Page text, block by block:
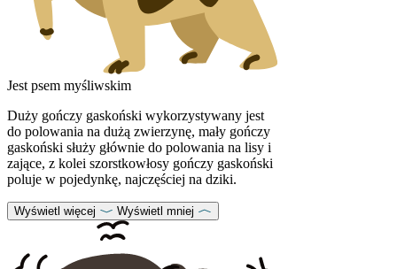
Jest psem myśliwskim
Duży gończy gaskoński wykorzystywany jest
do polowania na dużą zwierzynę, mały gończy
gaskoński służy głównie do polowania na lisy i
zające, z kolei szorstkowłosy gończy gaskoński
poluje w pojedynkę, najczęściej na dziki.
Wyświetl więcej Wyświetl mniej